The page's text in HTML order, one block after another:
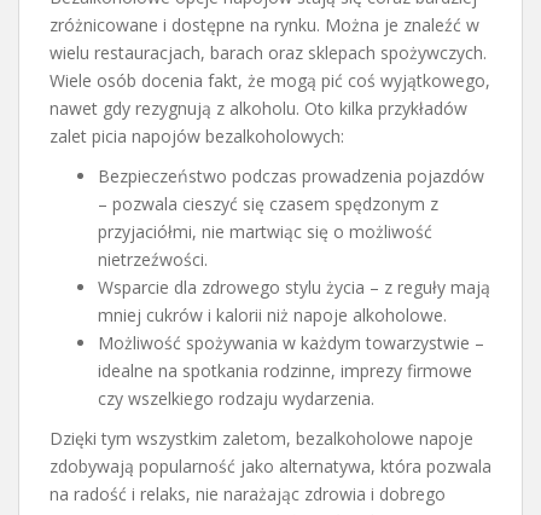
zróżnicowane i dostępne na rynku. Można je znaleźć w
wielu restauracjach, barach oraz sklepach spożywczych.
Wiele osób docenia fakt, że mogą pić coś wyjątkowego,
nawet gdy rezygnują z alkoholu. Oto kilka przykładów
zalet picia napojów bezalkoholowych:
Bezpieczeństwo podczas prowadzenia pojazdów
– pozwala cieszyć się czasem spędzonym z
przyjaciółmi, nie martwiąc się o możliwość
nietrzeźwości.
Wsparcie dla zdrowego stylu życia – z reguły mają
mniej cukrów i kalorii niż napoje alkoholowe.
Możliwość spożywania w każdym towarzystwie –
idealne na spotkania rodzinne, imprezy firmowe
czy wszelkiego rodzaju wydarzenia.
Dzięki tym wszystkim zaletom, bezalkoholowe napoje
zdobywają popularność jako alternatywa, która pozwala
na radość i relaks, nie narażając zdrowia i dobrego